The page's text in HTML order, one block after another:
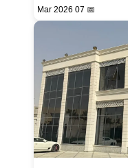
📅 07 Mar 2026